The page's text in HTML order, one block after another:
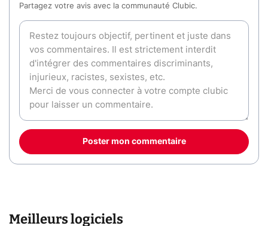
Partagez votre avis avec la communauté Clubic.
Poster mon commentaire
Meilleurs logiciels